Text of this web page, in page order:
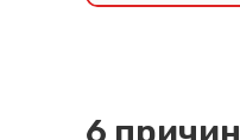
6